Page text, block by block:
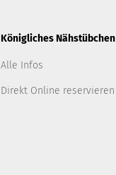
Königliches Nähstübchen
Alle Infos
Direkt Online reservieren